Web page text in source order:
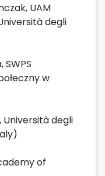
UAM
degli
w
degli
of